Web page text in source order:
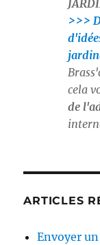
>>>
cela
de
ARTICLES
Envoyer